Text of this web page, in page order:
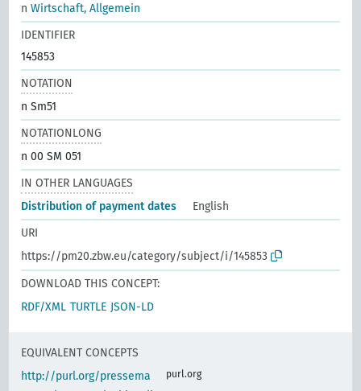
nWirtschaft, Allgemein
IDENTIFIER
145853
NOTATION
n Sm51
NOTATIONLONG
n 00 SM 051
IN OTHER LANGUAGES
Distribution of payment dates
English
URI
https://pm20.zbw.eu/category/subject/i/145853
DOWNLOAD THIS CONCEPT:
RDF/XML TURTLE JSON-LD
EQUIVALENT CONCEPTS
http://purl.org/pressema
purl.org